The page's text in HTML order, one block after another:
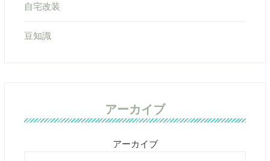
自宅改装
豆知識
アーカイブ
アーカイブ